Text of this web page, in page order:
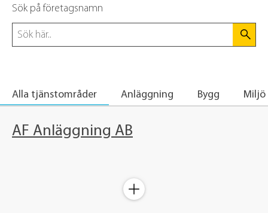
Sök på företagsnamn
Alla tjänstområder Anläggning Bygg Miljö
AF Anläggning AB